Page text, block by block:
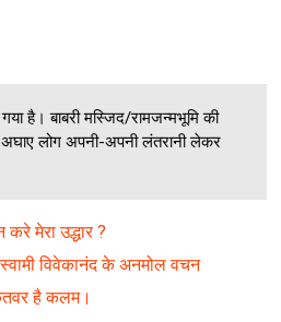
है। बाबरी मस्जिद/रामजन्मभूमि की
अघाए लोग अपनी-अपनी लंतरानी लेकर
मेरा उद्धार ?
स्वामी विवेकानंद के अनमोल वचन
है कलम।